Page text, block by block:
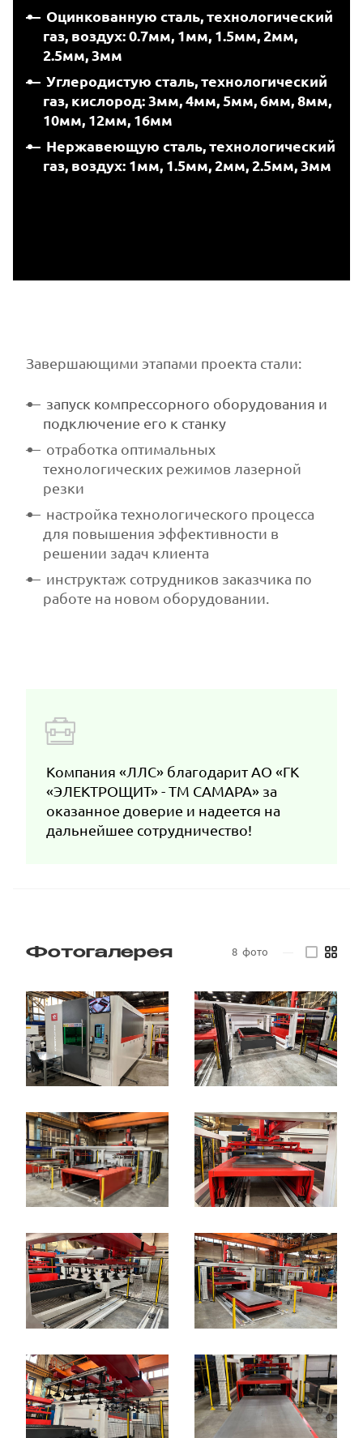
Оцинкованную сталь, технологический
газ, воздух: 0.7мм, 1мм, 1.5мм, 2мм,
2.5мм, 3мм
Углеродистую сталь, технологический
газ, кислород: 3мм, 4мм, 5мм, 6мм, 8мм,
10мм, 12мм, 16мм
Нержавеющую сталь, технологический
газ, воздух: 1мм, 1.5мм, 2мм, 2.5мм, 3мм
Завершающими этапами проекта стали:
запуск компрессорного оборудования и
подключение его к станку
отработка оптимальных
технологических режимов лазерной
резки
настройка технологического процесса
для повышения эффективности в
решении задач клиента
инструктаж сотрудников заказчика по
работе на новом оборудовании.
Компания «ЛЛС» благодарит АО «ГК
«ЭЛЕКТРОЩИТ» - ТМ САМАРА» за
оказанное доверие и надеется на
дальнейшее сотрудничество!
Фотогалерея 8 фото